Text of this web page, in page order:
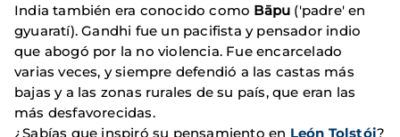
India también era conocido como Bāpu ('padre' en
gyuaratí). Gandhi fue un pacifista y pensador indio
que abogó por la no violencia. Fue encarcelado
varias veces, y siempre defendió a las castas más
bajas y a las zonas rurales de su país, que eran las
más desfavorecidas.
¿Sabías que inspiró su pensamiento en León Tolstói?